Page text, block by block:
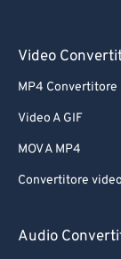
Video
MP4 Convertitore
Video A GIF
MOV A MP4
Convertitore video
Audio